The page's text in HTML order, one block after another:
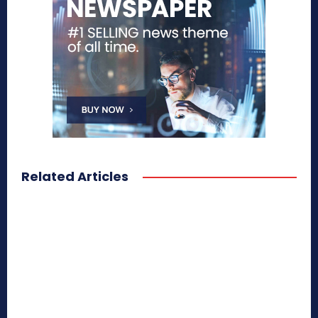
Related Articles